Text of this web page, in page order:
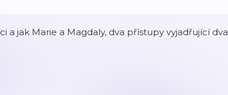
a jak Marie a Magdaly, dva přístupy vyjadřující dva